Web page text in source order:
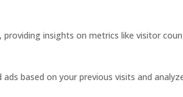
insights on metrics like visitor
based on your previous visits and